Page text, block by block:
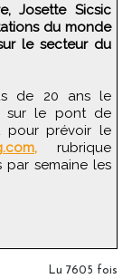
du monde
le secteur du
de 20 ans le
sur le pont de
pour prévoir le
rubrique
par semaine les
Lu 7605 fois